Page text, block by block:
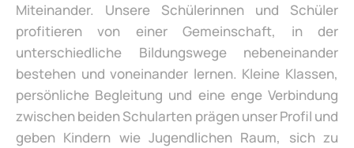
Miteinander. Unsere Schülerinnen und Schüler
profitieren von einer Gemeinschaft, in der
unterschiedliche Bildungswege nebeneinander
bestehen und voneinander lernen. Kleine Klassen,
persönliche Begleitung und eine enge Verbindung
zwischen beiden Schularten prägen unser Profil und
geben Kindern wie Jugendlichen Raum, sich zu